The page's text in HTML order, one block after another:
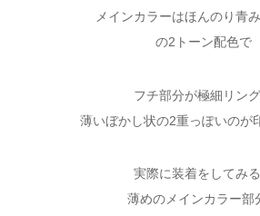
メインカラーはほんのり青
の2トーン配色で
フチ部分が極細リン
薄いぼかし状の2重っぽいのが
実際に装着をしてみ
薄めのメインカラー部